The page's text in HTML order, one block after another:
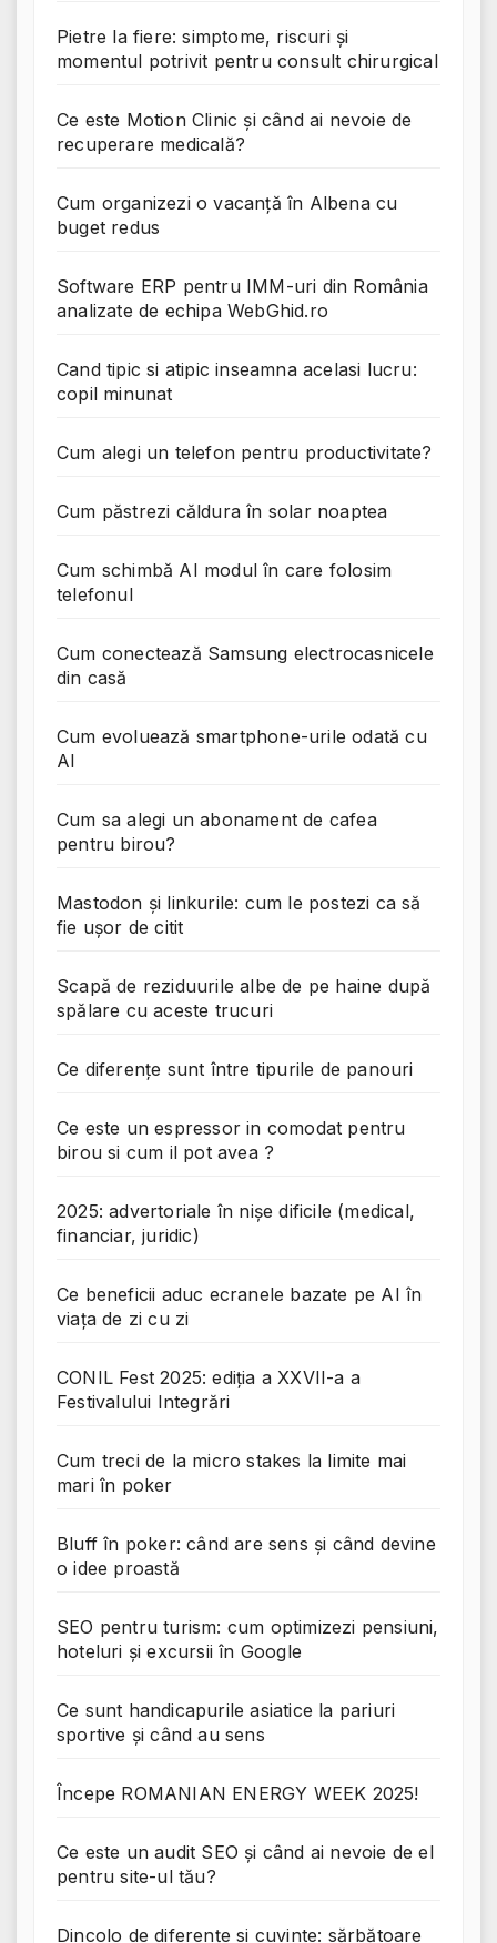
Pietre la fiere: simptome, riscuri și
momentul potrivit pentru consult chirurgical
Ce este Motion Clinic și când ai nevoie de
recuperare medicală?
Cum organizezi o vacanță în Albena cu
buget redus
Software ERP pentru IMM-uri din România
analizate de echipa WebGhid.ro
Cand tipic si atipic inseamna acelasi lucru:
copil minunat
Cum alegi un telefon pentru productivitate?
Cum păstrezi căldura în solar noaptea
Cum schimbă AI modul în care folosim
telefonul
Cum conectează Samsung electrocasnicele
din casă
Cum evoluează smartphone-urile odată cu
AI
Cum sa alegi un abonament de cafea
pentru birou?
Mastodon și linkurile: cum le postezi ca să
fie ușor de citit
Scapă de reziduurile albe de pe haine după
spălare cu aceste trucuri
Ce diferențe sunt între tipurile de panouri
Ce este un espressor in comodat pentru
birou si cum il pot avea ?
2025: advertoriale în nișe dificile (medical,
financiar, juridic)
Ce beneficii aduc ecranele bazate pe AI în
viața de zi cu zi
CONIL Fest 2025: ediția a XXVII-a a
Festivalului Integrări
Cum treci de la micro stakes la limite mai
mari în poker
Bluff în poker: când are sens și când devine
o idee proastă
SEO pentru turism: cum optimizezi pensiuni,
hoteluri și excursii în Google
Ce sunt handicapurile asiatice la pariuri
sportive și când au sens
Începe ROMANIAN ENERGY WEEK 2025!
Ce este un audit SEO și când ai nevoie de el
pentru site-ul tău?
Dincolo de diferențe si cuvinte: sărbătoare